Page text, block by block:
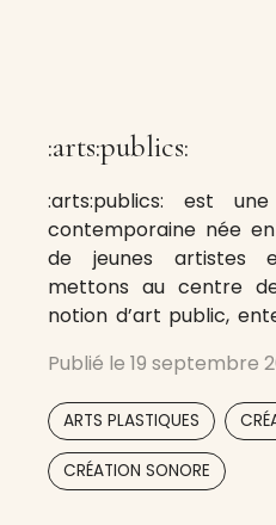
:arts:publics:
:arts:publics: est
contemporaine née en
de jeunes artistes
mettons au centre
notion d’art public,
Publié le 19 septembre
ARTS PLASTIQUES
CRÉATION SONORE